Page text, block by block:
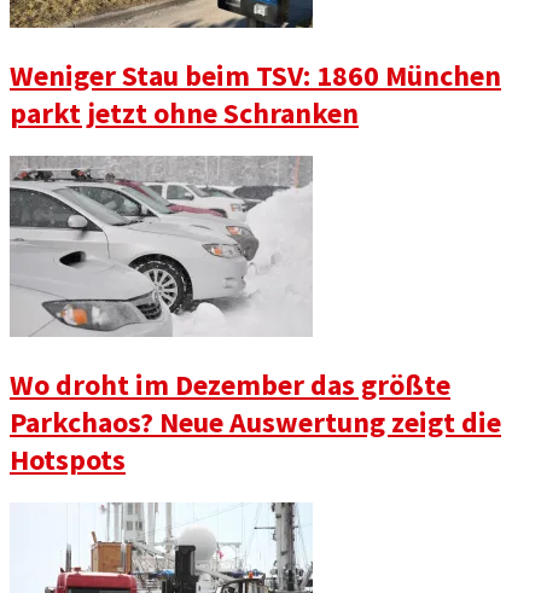
Weniger Stau beim TSV: 1860 München
parkt jetzt ohne Schranken
Wo droht im Dezember das größte
Parkchaos? Neue Auswertung zeigt die
Hotspots